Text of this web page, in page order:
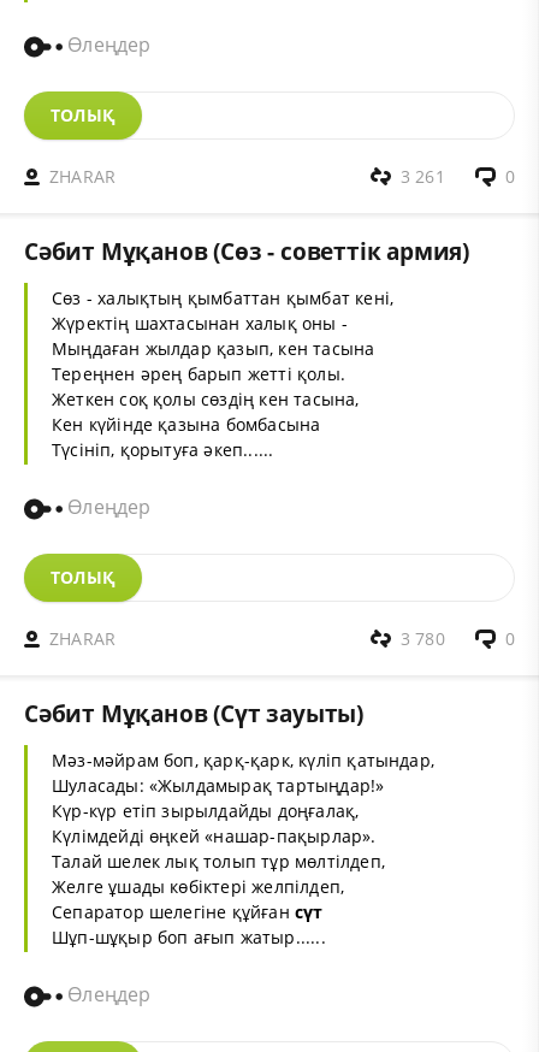
Өлеңдер
ТОЛЫҚ
ZHARAR 0
3 261
Cәбит Мұқанов (Сөз - советтік армия)
Сөз - халықтың қымбаттан қымбат кені,
Жүректің шахтасынан халық оны -
Мыңдаған жылдар қазып, кен тасына
Тереңнен әрең барып жетті қолы.
Жеткен соқ қолы сөздің кен тасына,
Кен күйінде қазына бомбасына
Түсініп, қорытуға әкеп......
Өлеңдер
ТОЛЫҚ
ZHARAR 0
3 780
Cәбит Мұқанов (Сүт зауыты)
Мәз-мәйрам боп, қарқ-қарк, күліп қатындар,
Шуласады: «Жылдамырақ тартыңдар!»
Күр-күр етіп зырылдайды доңғалақ,
Күлімдейді өңкей «нашар-пақырлар».
Талай шелек лық толып тұр мөлтілдеп,
Желге ұшады көбіктері желпілдеп,
Сепаратор шелегіне құйған сүт
Шұп-шұқыр боп ағып жатыр......
Өлеңдер